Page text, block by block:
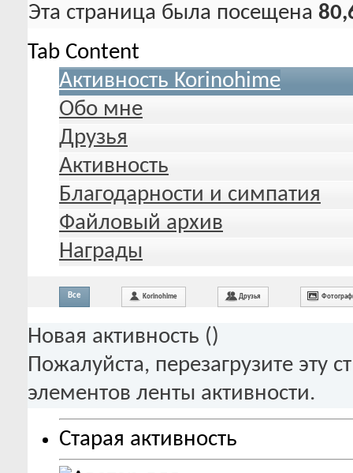
Эта страница была посещена
Tab Content
Активность Korinohime
Обо мне
Друзья
Активность
Благодарности и симпатия
Файловый архив
Награды
Все Korinohime Друзья
Новая активность ()
Пожалуйста, перезагрузите эту
элементов ленты активности.
Старая активность